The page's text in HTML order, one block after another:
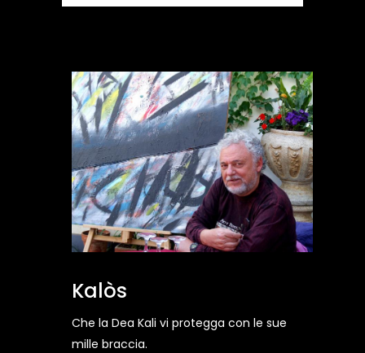
Kalòs
Che la Dea Kali vi protegga con le sue
mille braccia.